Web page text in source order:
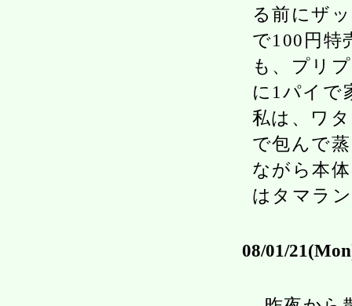
る前にザ
で100円特
も、プリ
に1パイで
私は、ワ
で包んで
ながら本
はタマラ
08/01/